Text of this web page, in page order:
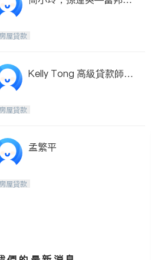
房屋貸款
Kelly Tong 高級貸款師，
房屋貸款
孟繁平
房屋貸款